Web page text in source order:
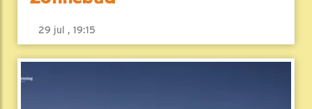
29 jul , 19:15